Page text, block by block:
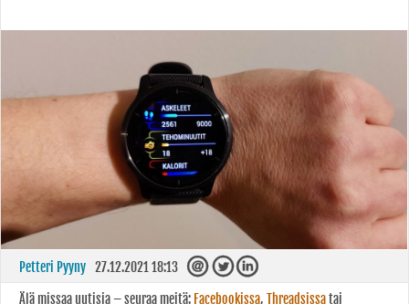
Petteri Pyyny 27.12.2021 18:13
Älä missaa uutisia – seuraa meitä: Facebookissa, Threadsissatai